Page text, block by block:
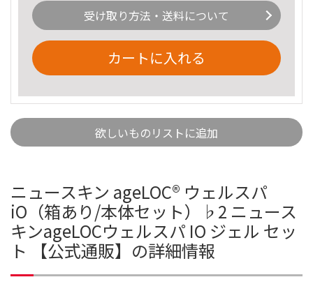
受け取り方法・送料について
カートに入れる
欲しいものリストに追加
ニュースキン ageLOC®︎ ウェルスパ
iO（箱あり/本体セット）♭2 ニュース
キンageLOCウェルスパ IO ジェル セッ
ト 【公式通販】の詳細情報